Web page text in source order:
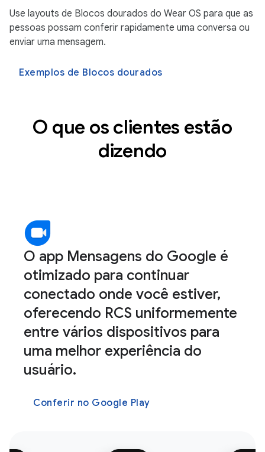
Use layouts de Blocos dourados do Wear OS para que as
pessoas possam conferir rapidamente uma conversa ou
enviar uma mensagem.
Exemplos de Blocos dourados
O que os clientes estão
dizendo
O app Mensagens do Google é
otimizado para continuar
conectado onde você estiver,
oferecendo RCS uniformemente
entre vários dispositivos para
uma melhor experiência do
usuário.
Conferir no Google Play